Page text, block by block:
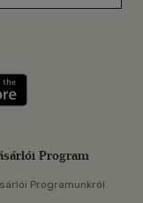
meg: Google
Program
Programunkról